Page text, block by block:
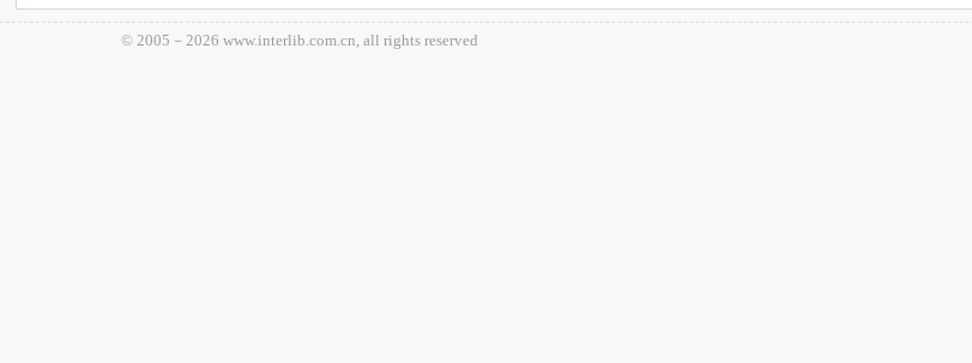
© 2005－ 2026 www.interlib.com.cn, all rights reserved